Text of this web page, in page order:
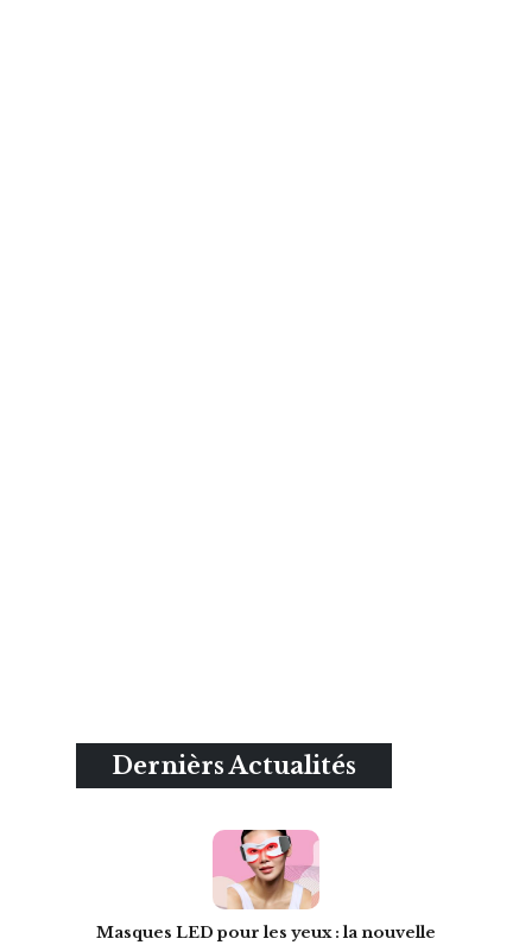
Dernièrs Actualités
Masques LED pour les yeux : la nouvelle